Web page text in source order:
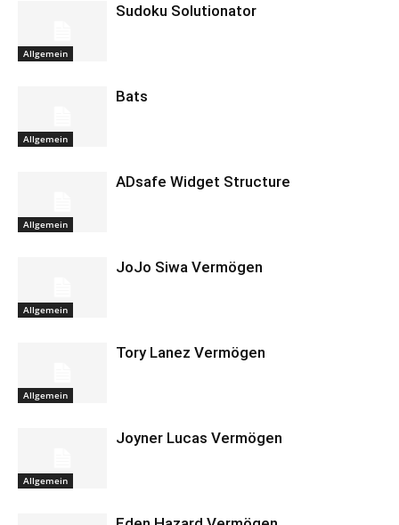
Allgemein
Sudoku Solutionator
Allgemein
Bats
Allgemein
ADsafe Widget Structure
Allgemein
JoJo Siwa Vermögen
Allgemein
Tory Lanez Vermögen
Allgemein
Joyner Lucas Vermögen